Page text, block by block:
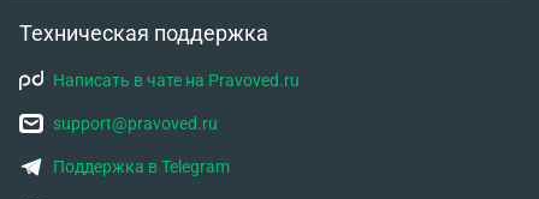
Техническая поддержка
Написать в чате на Pravoved.ru
support@pravoved.ru
Поддержка в Telegram